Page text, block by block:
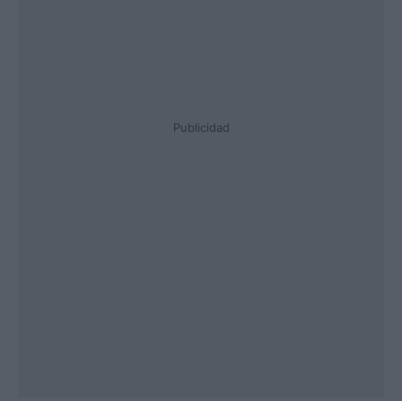
Publicidad